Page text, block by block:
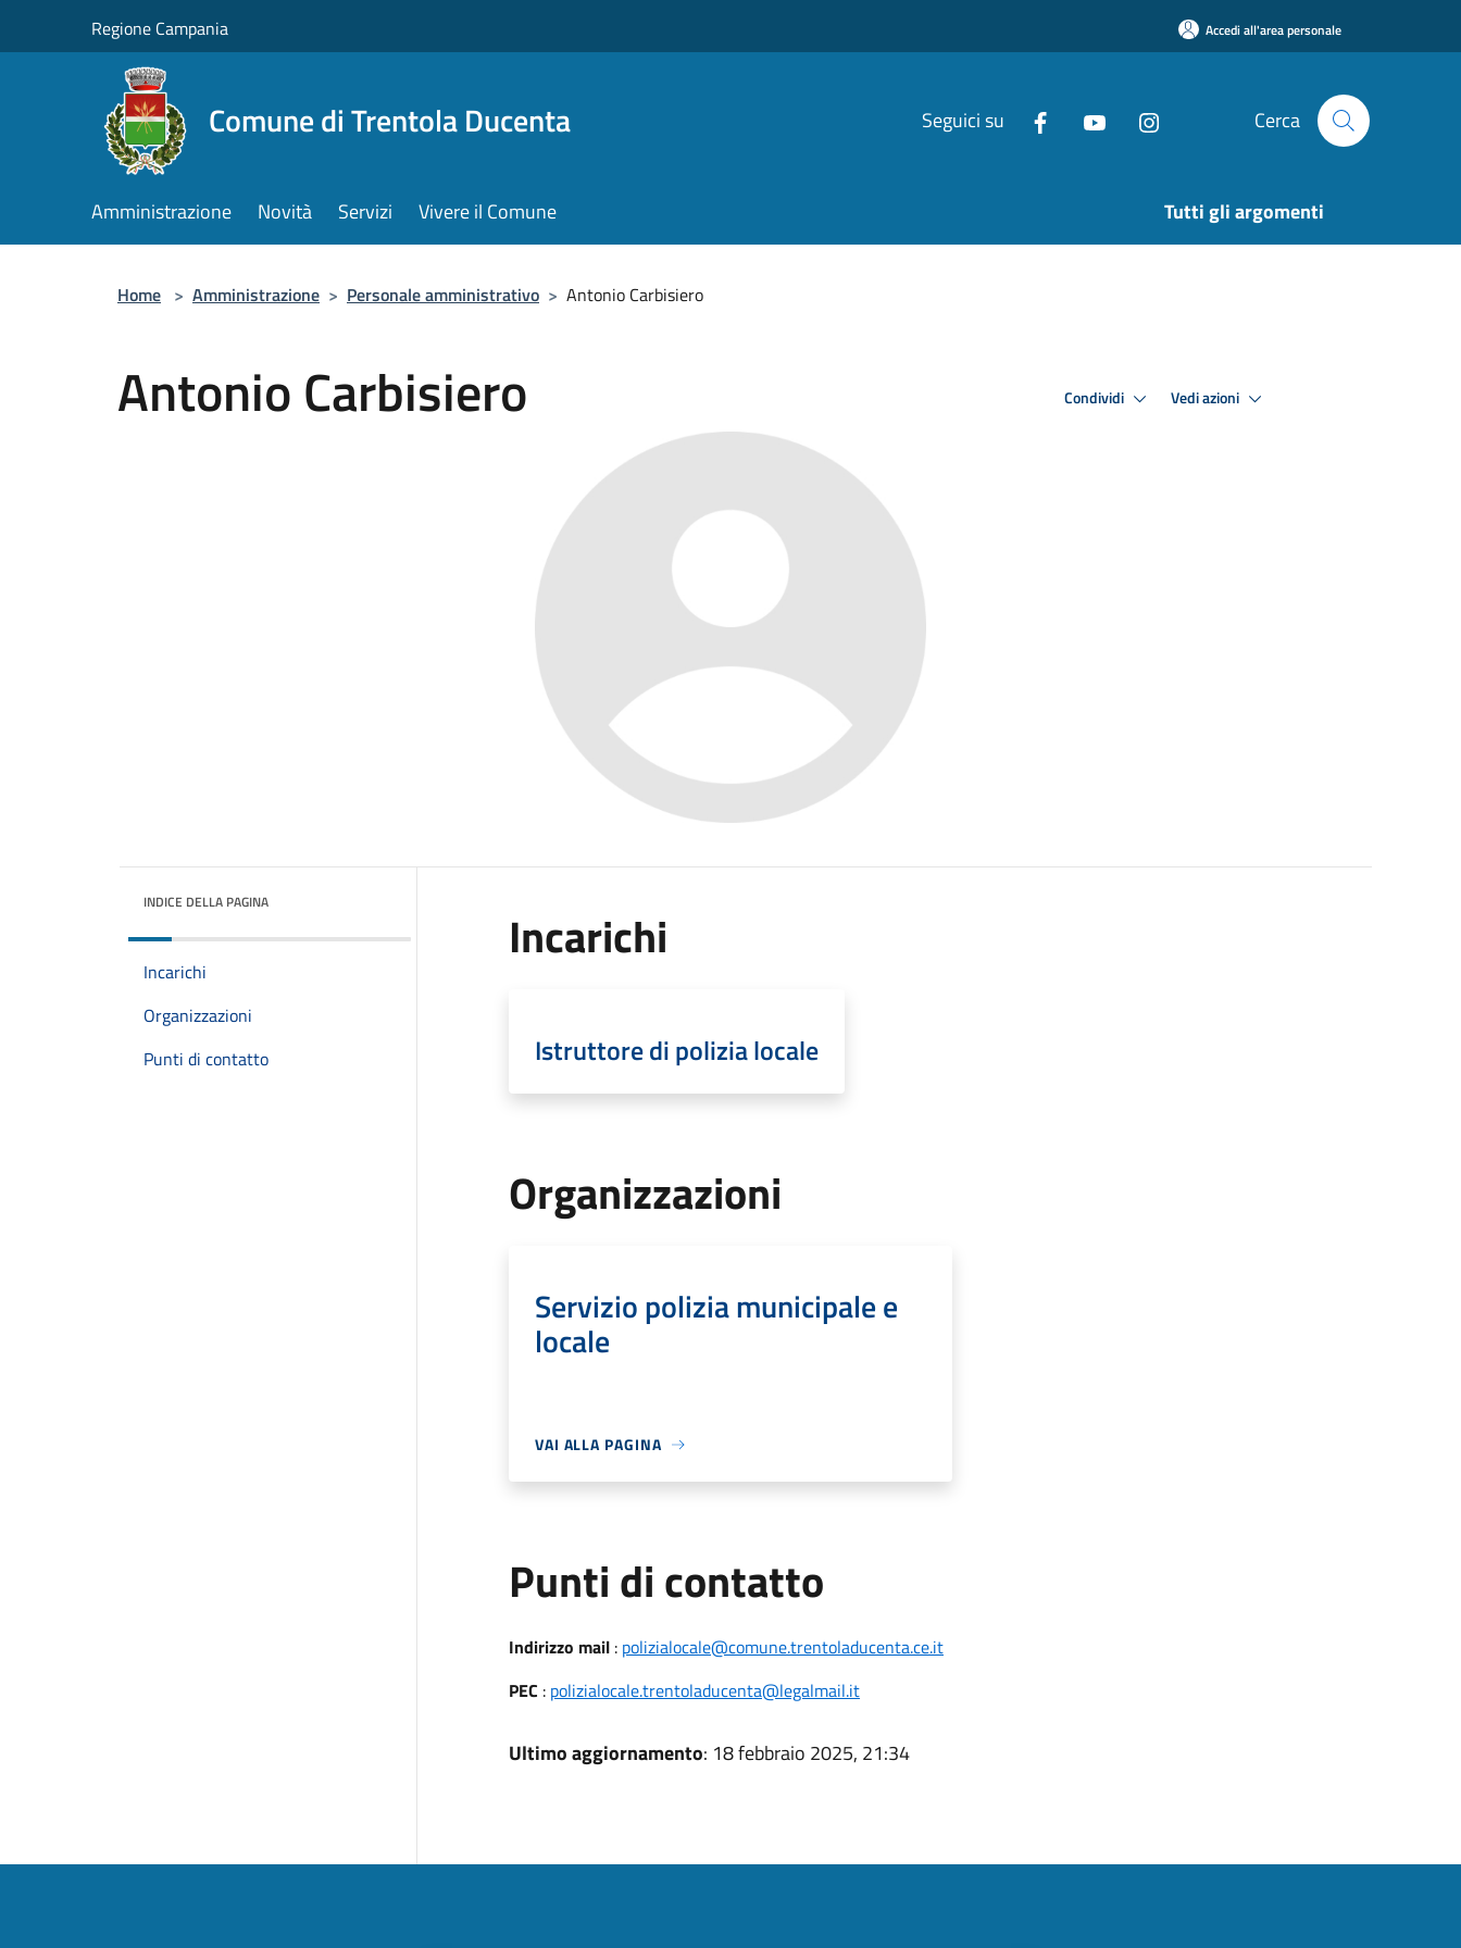
Regione Campania Accedi all'area personale
Comune di Trentola Ducenta Seguici su Cerca
Amministrazione Novità Servizi Vivere il Comune Tutti gli argomenti
Home > Amministrazione > Personale amministrativo > Antonio Carbisiero
Antonio Carbisiero Condividi Vedi azioni
INDICE DELLA PAGINA
Incarichi
Organizzazioni
Punti di contatto
Incarichi
Istruttore di polizia locale
Organizzazioni
Servizio polizia municipale e
locale
VAI ALLA PAGINA
Punti di contatto
Indirizzo mail: polizialocale@comune.trentoladucenta.ce.it
PEC : polizialocale.trentoladucenta@legalmail.it
Ultimo aggiornamento: 18 febbraio 2025, 21:34